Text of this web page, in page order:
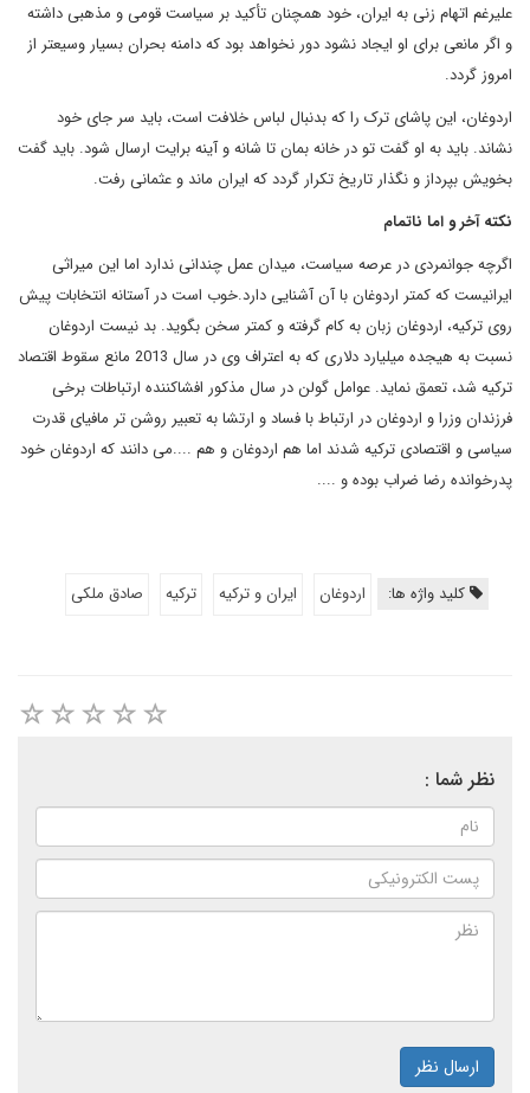
علیرغم اتهام زنی به ایران، خود همچنان تأکید بر سیاست قومی و مذهبی داشته
و اگر مانعی برای او ایجاد نشود دور نخواهد بود که دامنه بحران بسیار وسیعتر از
امروز گردد.
اردوغان، این پاشای ترک را که بدنبال لباس خلافت است، باید سر جای خود
نشاند. باید به او گفت تو در خانه بمان تا شانه و آینه برایت ارسال شود. باید گفت
بخویش بپرداز و نگذار تاریخ تکرار گردد که ایران ماند و عثمانی رفت.
نکته آخر و اما ناتمام
اگرچه جوانمردی در عرصه سیاست، میدان عمل چندانی ندارد اما این میراثی
ایرانیست که کمتر اردوغان با آن آشنایی دارد.خوب است در آستانه انتخابات پیش
روی ترکیه، اردوغان زبان به کام گرفته و کمتر سخن بگوید. بد نیست اردوغان
نسبت به هیجده میلیارد دلاری که به اعتراف وی در سال 2013 مانع سقوط اقتصاد
ترکیه شد، تعمق نماید. عوامل گولن در سال مذکور افشاکننده ارتباطات برخی
فرزندان وزرا و اردوغان در ارتباط با فساد و ارتشا به تعبیر روشن تر مافیای قدرت
سیاسی و اقتصادی ترکیه شدند اما هم اردوغان و هم ....می دانند که اردوغان خود
پدرخوانده رضا ضراب بوده و ....
کلید واژه ها: اردوغان ایران و ترکیه ترکیه صادق ملکی
نظر شما :
ارسال نظر